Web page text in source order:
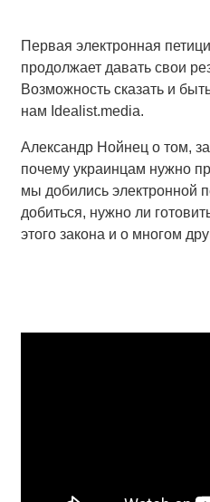
Первая электронная
продолжает давать свои
Возможность сказать и
нам Idealist.media.
Александр Нойнец о том,
почему украинцам нужно
мы добились электронной
добиться, нужно ли
этого закона и о многом